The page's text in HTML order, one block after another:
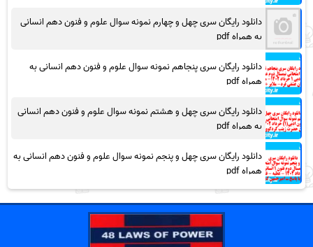
دانلود رایگان سری چهل و چهارم نمونه سوال علوم و فنون دهم انسانی
به همراه pdf
دانلود رایگان سری پنجاهم نمونه سوال علوم و فنون دهم انسانی به
همراه pdf
دانلود رایگان سری چهل و هشتم نمونه سوال علوم و فنون دهم انسانی
به همراه pdf
دانلود رایگان سری چهل و پنجم نمونه سوال علوم و فنون دهم انسانی به
همراه pdf